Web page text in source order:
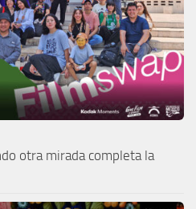
otra mirada completa la